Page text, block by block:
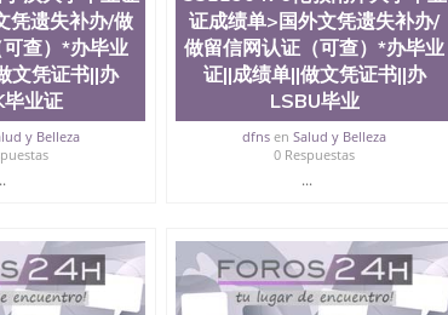
凭遗失补办/做
查）*办毕业
文凭证书||办
毕业证
y Belleza
证成绩单>国外文凭遗失补办/
做留信网认证（可查）*办毕业
证||成绩单||做文凭证书||办
LSBU毕业
dfns enSalud y Belleza
0 Respuestas
...